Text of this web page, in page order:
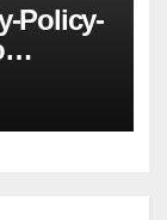
Policy-